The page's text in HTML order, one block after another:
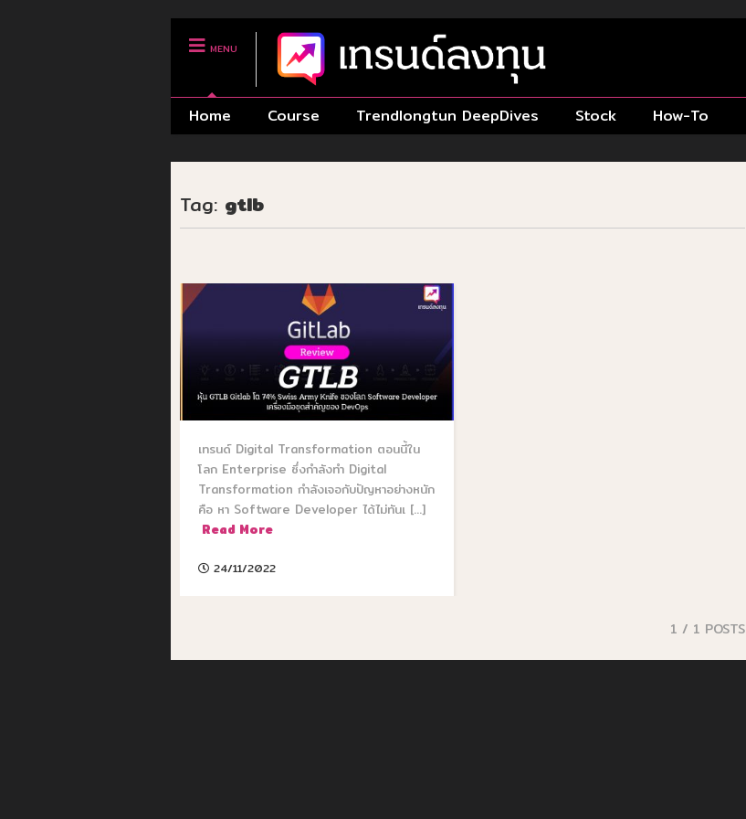
MENU
Home Course Trendlongtun DeepDives Stock How-To
Tag: gtlb
เทรนด์ Digital Transformation ตอนนี้ใน
โลก Enterprise ซึ่งกำลังทำ Digital
Transformation กำลังเจอกับปัญหาอย่างหนัก
คือ หา Software Developer ได้ไม่ทันเ [...]
Read More
24/11/2022
1 / 1 POSTS